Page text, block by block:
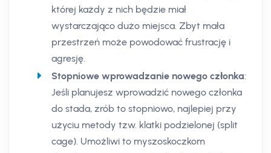
której każdy z nich będzie miał
wystarczająco dużo miejsca. Zbyt mała
przestrzeń może powodować frustrację i
agresję.
Stopniowe wprowadzanie nowego członka:
Jeśli planujesz wprowadzić nowego członka
do stada, zrób to stopniowo, najlepiej przy
użyciu metody tzw. klatki podzielonej (split
cage). Umożliwi to myszoskoczkom